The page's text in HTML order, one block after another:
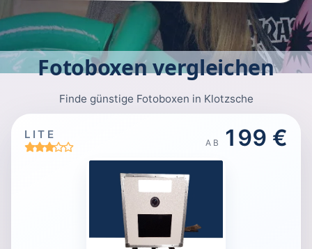
Fotoboxen vergleichen
Finde günstige Fotoboxen in Klotzsche
LITE
AB 199 €